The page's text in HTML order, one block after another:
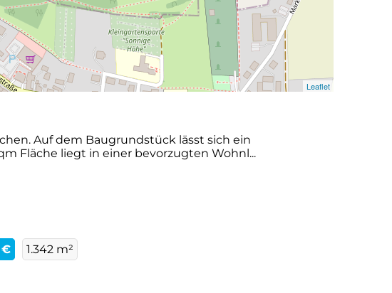
Leaflet
Auf dem Baugrundstück lässt sich ein
Fläche liegt in einer bevorzugten Wohnl...
€ 1.342 m²